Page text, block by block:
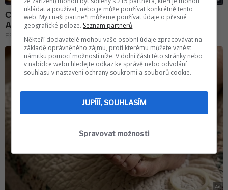
ukládat a používat, nebo je může používat konkrétně tento
web. My i naši partneři můžeme používat údaje o přesné
geografické poloze. Seznam partnerů
Někteří dodavatelé mohou vaše osobní údaje zpracovávat na
základě oprávněného zájmu, proti kterému můžete vznést
námitku pomocí možností níže. V dolní části této stránky nebo
v nabídce webu hledejte odkaz ke správě nebo odvolání
souhlasu v nastavení ochrany soukromí a souborů cookie.
JUPÍÍÍ, SOUHLASÍM
Spravovat možnosti